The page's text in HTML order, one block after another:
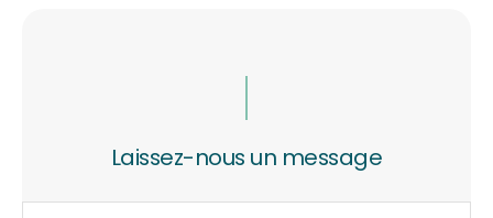
Laissez-nous un message